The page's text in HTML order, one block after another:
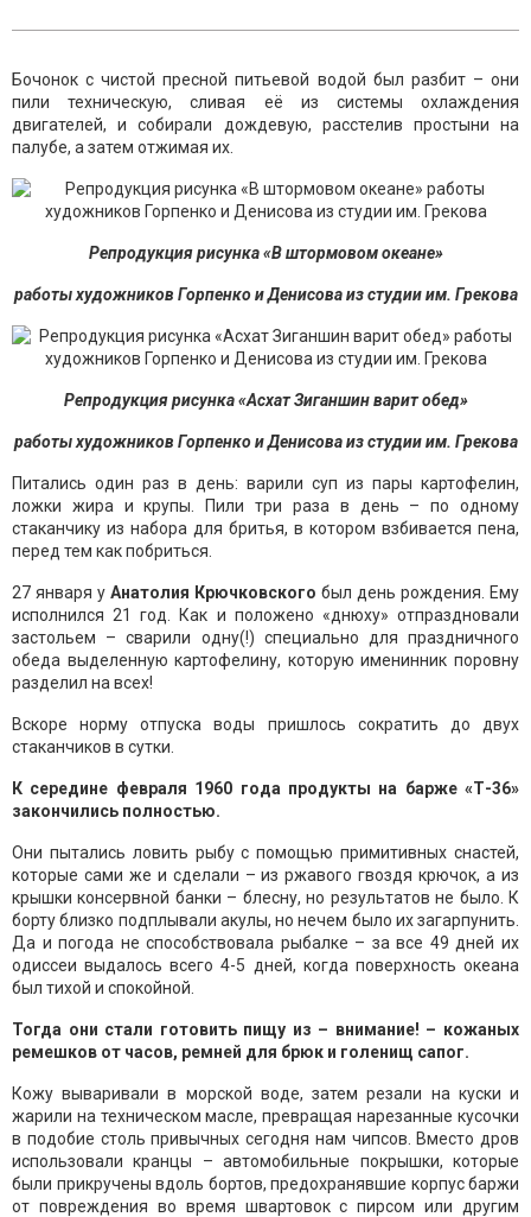
Бочонок с чистой пресной питьевой водой был разбит – они
пили техническую, сливая её из системы охлаждения
двигателей, и собирали дождевую, расстелив простыни на
палубе, а затем отжимая их.
Репродукция рисунка «В штормовом океане»
работы художников Горпенко и Денисова из студии им. Грекова
Репродукция рисунка «Асхат Зиганшин варит обед»
работы художников Горпенко и Денисова из студии им. Грекова
Питались один раз в день: варили суп из пары картофелин,
ложки жира и крупы. Пили три раза в день – по одному
стаканчику из набора для бритья, в котором взбивается пена,
перед тем как побриться.
27 января у Анатолия Крючковского был день рождения. Ему
исполнился 21 год. Как и положено «днюху» отпраздновали
застольем – сварили одну(!) специально для праздничного
обеда выделенную картофелину, которую именинник поровну
разделил на всех!
Вскоре норму отпуска воды пришлось сократить до двух
стаканчиков в сутки.
К середине февраля 1960 года продукты на барже «Т-36»
закончились полностью.
Они пытались ловить рыбу с помощью примитивных снастей,
которые сами же и сделали – из ржавого гвоздя крючок, а из
крышки консервной банки – блесну, но результатов не было. К
борту близко подплывали акулы, но нечем было их загарпунить.
Да и погода не способствовала рыбалке – за все 49 дней их
одиссеи выдалось всего 4-5 дней, когда поверхность океана
был тихой и спокойной.
Тогда они стали готовить пищу из – внимание! – кожаных
ремешков от часов, ремней для брюк и голенищ сапог.
Кожу вываривали в морской воде, затем резали на куски и
жарили на техническом масле, превращая нарезанные кусочки
в подобие столь привычных сегодня нам чипсов. Вместо дров
использовали кранцы – автомобильные покрышки, которые
были прикручены вдоль бортов, предохранявшие корпус баржи
от повреждения во время швартовок с пирсом или другим